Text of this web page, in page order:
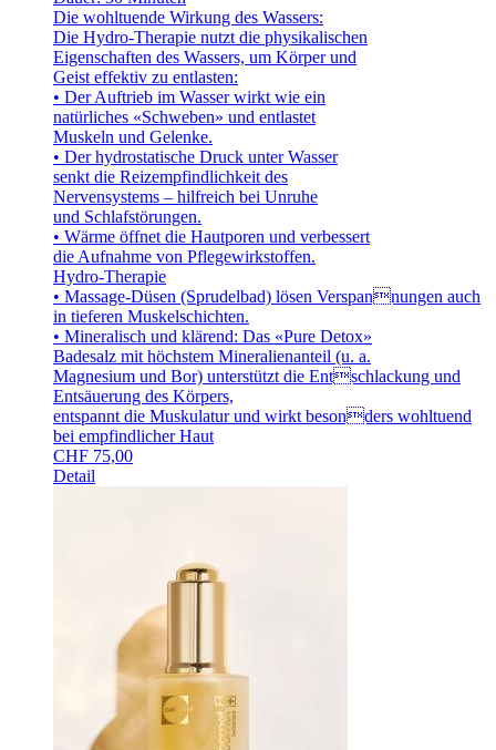
Die wohltuende Wirkung des Wassers:
Die Hydro-Therapie nutzt die physikalischen
Eigenschaften des Wassers, um Körper und
Geist effektiv zu entlasten:
• Der Auftrieb im Wasser wirkt wie ein
natürliches «Schweben» und entlastet
Muskeln und Gelenke.
• Der hydrostatische Druck unter Wasser
senkt die Reizempfindlichkeit des
Nervensystems – hilfreich bei Unruhe
und Schlafstörungen.
• Wärme öffnet die Hautporen und verbessert
die Aufnahme von Pflegewirkstoffen.
Hydro-Therapie
• Massage-Düsen (Sprudelbad) lösen Verspannungen auch
in tieferen Muskelschichten.
• Mineralisch und klärend: Das «Pure Detox»
Badesalz mit höchstem Mineralienanteil (u. a.
Magnesium und Bor) unterstützt die Entschlackung und
Entsäuerung des Körpers,
entspannt die Muskulatur und wirkt besonders wohltuend
bei empfindlicher Haut
CHF 75,00
Detail